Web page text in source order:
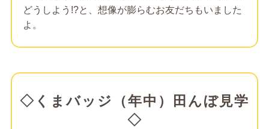
どうしよう!?と、想像が膨らむお友だちもいました
よ。
◇くまバッジ（年中）田んぼ見学
◇